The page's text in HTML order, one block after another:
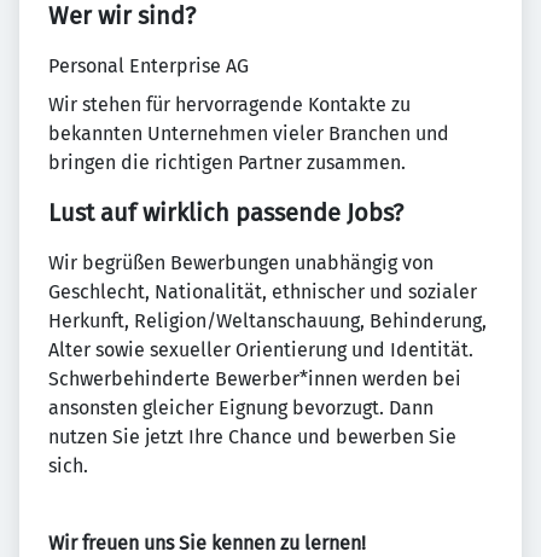
Wer wir sind?
Personal Enterprise AG
Wir stehen für hervorragende Kontakte zu
bekannten Unternehmen vieler Branchen und
bringen die richtigen Partner zusammen.
Lust auf wirklich passende Jobs?
Wir begrüßen Bewerbungen unabhängig von
Geschlecht, Nationalität, ethnischer und sozialer
Herkunft, Religion/Weltanschauung, Behinderung,
Alter sowie sexueller Orientierung und Identität.
Schwerbehinderte Bewerber*innen werden bei
ansonsten gleicher Eignung bevorzugt. Dann
nutzen Sie jetzt Ihre Chance und bewerben Sie
sich.
Wir freuen uns Sie kennen zu lernen!